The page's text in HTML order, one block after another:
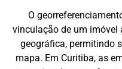
O
vinculação de um imóvel
geográfica, permitindo
mapa. Em Curitiba, as